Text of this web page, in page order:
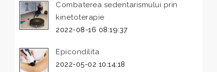
Combaterea sedentarismului prin
kinetoterapie
2022-08-16 08:19:37
Epicondilita
2022-05-02 10:14:18